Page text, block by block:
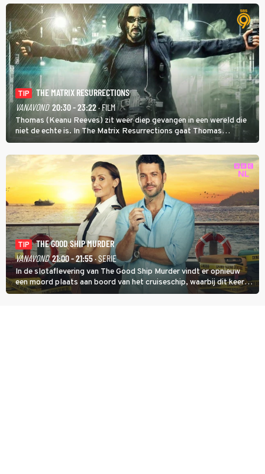
TIP
THE MATRIX RESURRECTIONS
VANAVOND 20:30 - 23:22· FILM
Thomas (Keanu Reeves) zit weer diep gevangen in een wereld die
niet de echte is. In The Matrix Resurrections gaat Thomas
proberen uit deze schijnwereld te ontsnappen.
TIP
THE GOOD SHIP MURDER
VANAVOND 21:00 - 21:55· SERIE
In de slotaflevering van The Good Ship Murder vindt er opnieuw
een moord plaats aan boord van het cruiseschip, waarbij dit keer
een bemanningslid het slachtoffer is en kapitein Marlowe de dader